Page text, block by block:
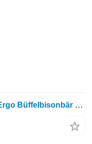
Mercedes-Benz OM936 Ponsse Ergo Büffelbisonbär Forsttechnik Motor für Forsttechnik